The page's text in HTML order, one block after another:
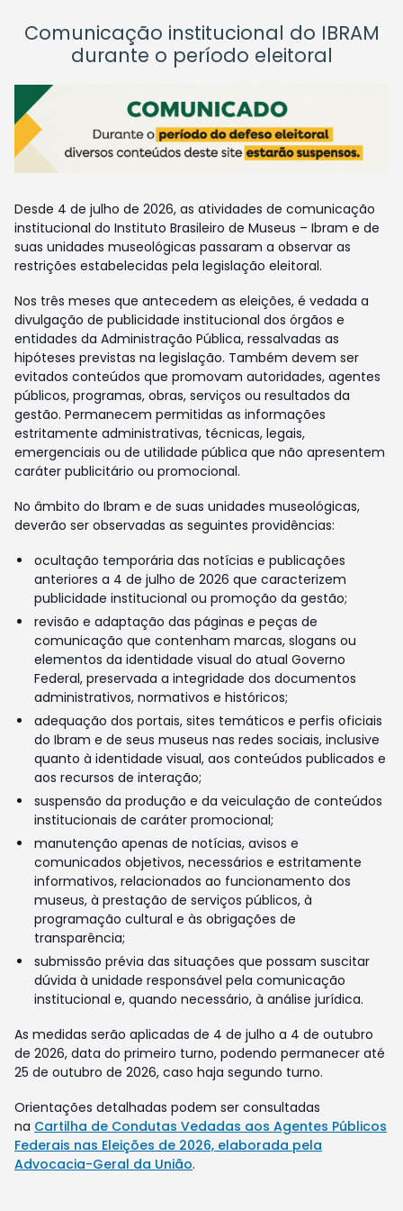
Comunicação institucional do IBRAM
durante o período eleitoral
Desde 4 de julho de 2026, as atividades de comunicação
institucional do Instituto Brasileiro de Museus – Ibram e de
suas unidades museológicas passaram a observar as
restrições estabelecidas pela legislação eleitoral.
Nos três meses que antecedem as eleições, é vedada a
divulgação de publicidade institucional dos órgãos e
entidades da Administração Pública, ressalvadas as
hipóteses previstas na legislação. Também devem ser
evitados conteúdos que promovam autoridades, agentes
públicos, programas, obras, serviços ou resultados da
gestão. Permanecem permitidas as informações
estritamente administrativas, técnicas, legais,
emergenciais ou de utilidade pública que não apresentem
caráter publicitário ou promocional.
No âmbito do Ibram e de suas unidades museológicas,
deverão ser observadas as seguintes providências:
ocultação temporária das notícias e publicações
anteriores a 4 de julho de 2026 que caracterizem
publicidade institucional ou promoção da gestão;
revisão e adaptação das páginas e peças de
comunicação que contenham marcas, slogans ou
elementos da identidade visual do atual Governo
Federal, preservada a integridade dos documentos
administrativos, normativos e históricos;
adequação dos portais, sites temáticos e perfis oficiais
do Ibram e de seus museus nas redes sociais, inclusive
quanto à identidade visual, aos conteúdos publicados e
aos recursos de interação;
suspensão da produção e da veiculação de conteúdos
institucionais de caráter promocional;
manutenção apenas de notícias, avisos e
comunicados objetivos, necessários e estritamente
informativos, relacionados ao funcionamento dos
museus, à prestação de serviços públicos, à
programação cultural e às obrigações de
transparência;
submissão prévia das situações que possam suscitar
dúvida à unidade responsável pela comunicação
institucional e, quando necessário, à análise jurídica.
As medidas serão aplicadas de 4 de julho a 4 de outubro
de 2026, data do primeiro turno, podendo permanecer até
25 de outubro de 2026, caso haja segundo turno.
Orientações detalhadas podem ser consultadas
na Cartilha de Condutas Vedadas aos Agentes Públicos
Federais nas Eleições de 2026, elaborada pela
Advocacia-Geral da União.